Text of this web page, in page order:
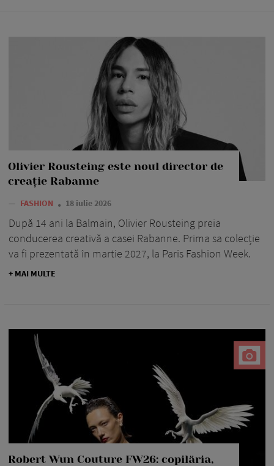
Olivier Rousteing este noul director de
creație Rabanne
— FASHION 18 iulie 2026
După 14 ani la Balmain, Olivier Rousteing preia
conducerea creativă a casei Rabanne. Prima sa colecție
va fi prezentată în martie 2027, la Paris Fashion Week.
+ MAI MULTE
Robert Wun Couture FW26: copilăria,